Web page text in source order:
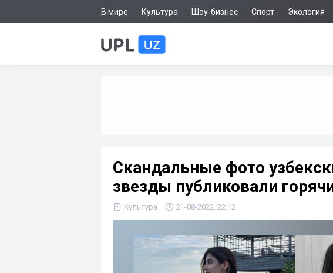
В мире Культура Шоу-бизнес Спорт Экология
Скандальные фото
звезды публиковали
Культура 21-08-2022, 22:12